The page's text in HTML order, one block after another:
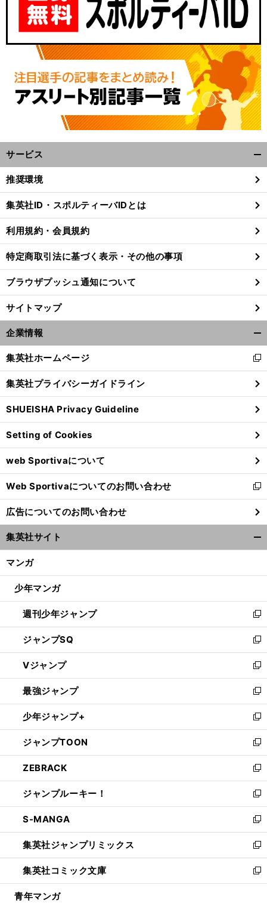
チ
」
。
サービス
閉
る
推奨環境
集英社ID・スポルティーバIDとは
利用規約・会員規約
特定商取引法に基づく表示・その他の事項
ブラウザプッシュ通知について
サイトマップ
企業情報
閉
る
集英社ホームページ
新
し
い
ウ
ィ
ン
ド
ウ
で
開
く
集英社プライバシーガイドライン
SHUEISHA Privacy Guideline
Setting of Cookies
web Sportivaについて
Web Sportivaについてのお問い合わせ
新
し
い
ウ
ィ
ン
ウ
開
く
広告についてのお問い合わせ
集英社サイト
マンガ
少年マンガ
週刊少年ジャンプ
新
し
い
ウ
ィ
ン
ド
ウ
で
開
く
ジャンプSQ
新
し
い
ウ
ィ
ン
ド
ウ
で
開
く
Vジャンプ
新
し
い
ウ
ィ
ン
ド
ウ
で
開
く
最強ジャンプ
新
し
い
ウ
ィ
ン
ド
ウ
で
開
く
少年ジャンプ+
新
し
い
ウ
ィ
ン
ド
ウ
で
開
く
ジャンプTOON
新
し
い
ウ
ィ
ン
ド
ウ
で
開
く
ZEBRACK
新
し
い
ウ
ィ
ン
ド
ウ
で
開
ジャンプルーキー！
新
し
い
ウ
ィ
ン
ド
ウ
S-MANGA
新
し
い
ウ
ィ
ン
集英社ジャンプリミックス
新
し
い
ウ
集英社コミック文庫
新
し
青年マンガ